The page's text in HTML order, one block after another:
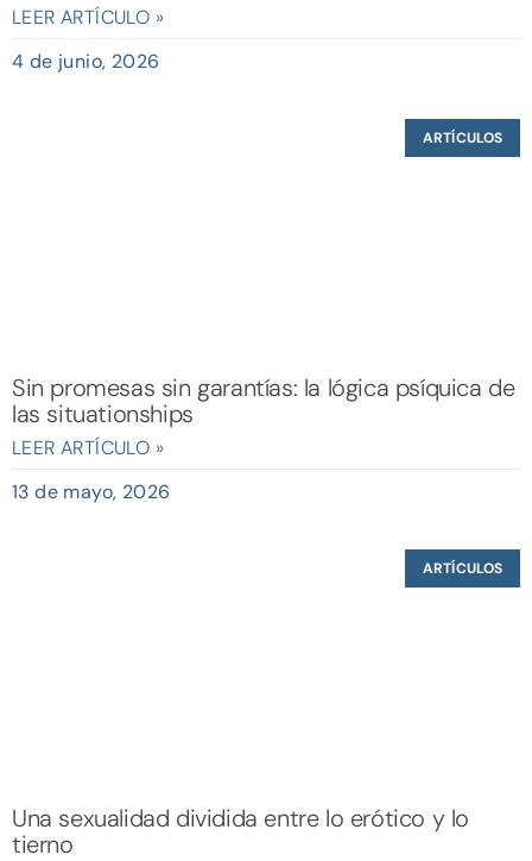
LEER ARTÍCULO »
4 de junio, 2026
ARTÍCULOS
Sin promesas sin garantías: la lógica psíquica de
las situationships
LEER ARTÍCULO »
13 de mayo, 2026
ARTÍCULOS
Una sexualidad dividida entre lo erótico y lo
tierno